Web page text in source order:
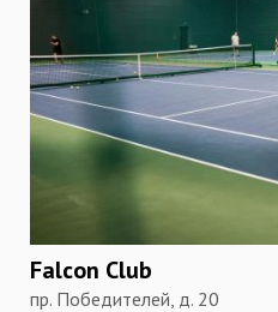
Falcon Club
пр. Победителей, д. 20